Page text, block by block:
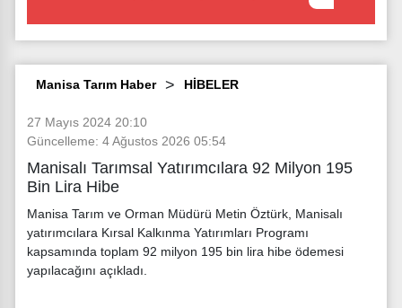
Manisa Tarım Haber HİBELER
27 Mayıs 2024 20:10
Güncelleme: 4 Ağustos 2026 05:54
Manisalı Tarımsal Yatırımcılara 92 Milyon 195
Bin Lira Hibe
Manisa Tarım ve Orman Müdürü Metin Öztürk, Manisalı
yatırımcılara Kırsal Kalkınma Yatırımları Programı
kapsamında toplam 92 milyon 195 bin lira hibe ödemesi
yapılacağını açıkladı.